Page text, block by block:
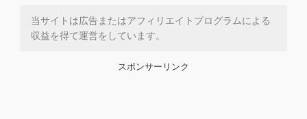
当サイトは広告またはアフィリエイトプログラムによる
収益を得て運営をしています。
スポンサーリンク